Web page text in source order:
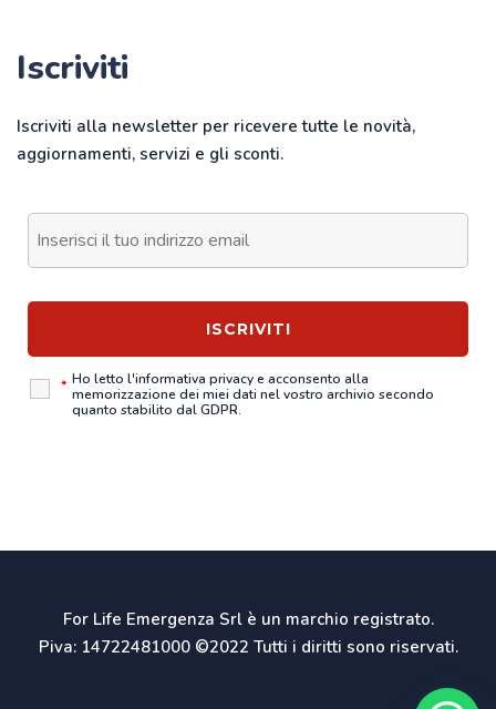
Iscriviti
Iscriviti alla newsletter per ricevere tutte le novità,
aggiornamenti, servizi e gli sconti.
* Ho letto l'informativa privacye acconsento alla
memorizzazione dei miei dati nel vostro archivio secondo
quanto stabilito dal GDPR.
For Life Emergenza Srl è un marchio registrato.
Piva: 14722481000 ©2022 Tutti i diritti sono riservati.